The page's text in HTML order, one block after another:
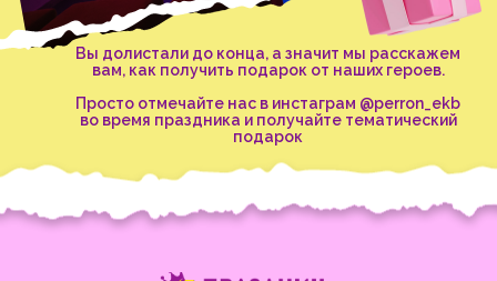
Вы долистали до конца, а значит мы расскажем
вам, как получить подарок от наших героев.
Просто отмечайте нас в инстаграм @perron_ekb
во время праздника и получайте тематический
подарок